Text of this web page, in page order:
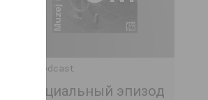
OM Podcast
Специальный эпизод